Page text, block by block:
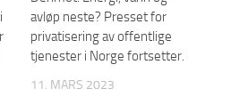
avløp neste? Presset for
privatisering av offentlige
tjenester i Norge fortsetter.
11. MARS 2023